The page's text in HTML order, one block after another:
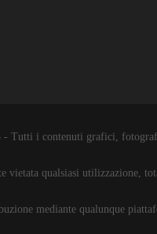
Tutti i contenuti grafici,
vietata qualsiasi utilizzazione,
mediante qualunque